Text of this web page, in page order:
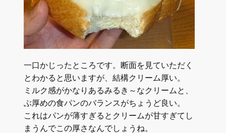
一口かじったところです。断面を見ていただく
とわかると思いますが、結構クリーム厚い。
ミルク感がかなりあるみるき～なクリームと、
ぶ厚めの食パンのバランスがちょうど良い。
これはパンが薄すぎるとクリームが甘すぎてし
まうんでこの厚さなんでしょうね。